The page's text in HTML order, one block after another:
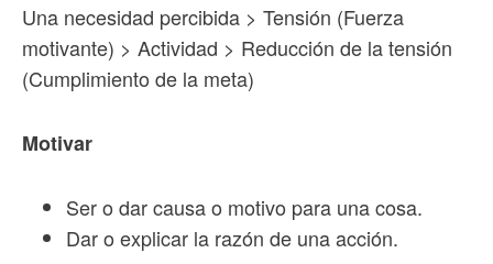
Una necesidad percibida > Tensión (Fuerza
motivante) > Actividad > Reducción de la tensión
(Cumplimiento de la meta)
Motivar
Ser o dar causa o motivo para una cosa.
Dar o explicar la razón de una acción.